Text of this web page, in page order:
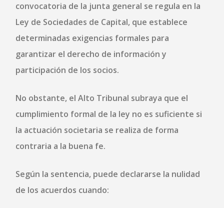
convocatoria de la junta general se regula en la
Ley de Sociedades de Capital, que establece
determinadas exigencias formales para
garantizar el derecho de información y
participación de los socios.
No obstante, el Alto Tribunal subraya que el
cumplimiento formal de la ley no es suficiente si
la actuación societaria se realiza de forma
contraria a la buena fe.
Según la sentencia, puede declararse la nulidad
de los acuerdos cuando: